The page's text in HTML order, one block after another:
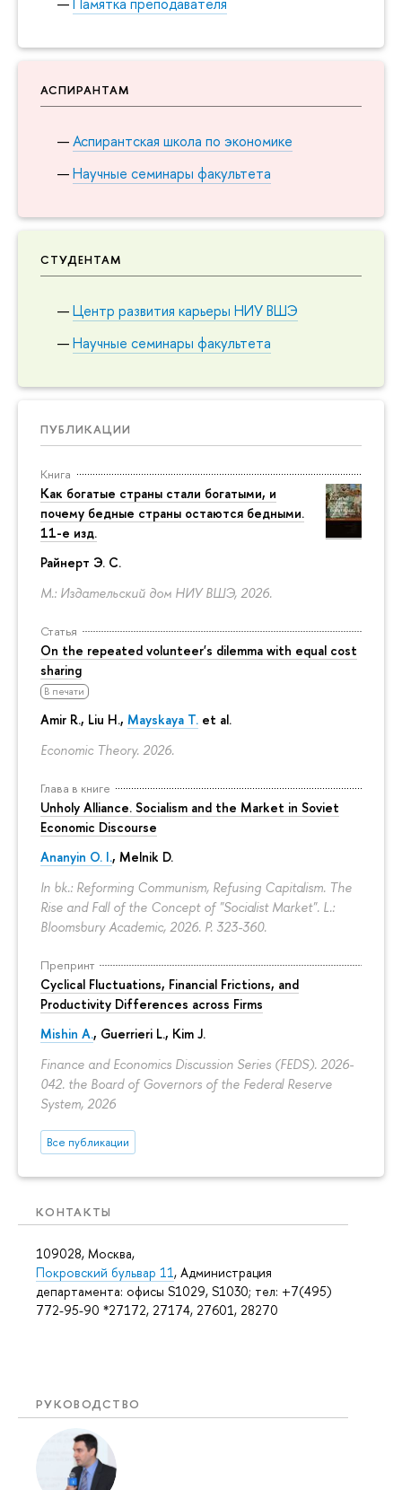
АСПИРАНТАМ
Аспирантская школа по экономике
Научные семинары факультета
СТУДЕНТАМ
Центр развития карьеры НИУ ВШЭ
Научные семинары факультета
ПУБЛИКАЦИИ
Книга
Как богатые страны стали богатыми, и
почему бедные страны остаются бедными.
11-е изд.
Райнерт Э. С.
М.: Издательский дом НИУ ВШЭ, 2026.
Статья
On the repeated volunteer's dilemma with equal cost
sharing
В печати
Amir R., Liu H., Mayskaya T. et al.
Economic Theory. 2026.
Глава в книге
Unholy Alliance. Socialism and the Market in Soviet
Economic Discourse
Ananyin O. I., Melnik D.
In bk.: Reforming Communism, Refusing Capitalism. The
Rise and Fall of the Concept of "Socialist Market". L.:
Bloomsbury Academic, 2026. P. 323-360.
Препринт
Cyclical Fluctuations, Financial Frictions, and
Productivity Differences across Firms
Mishin A., Guerrieri L., Kim J.
Finance and Economics Discussion Series (FEDS). 2026-
042. the Board of Governors of the Federal Reserve
System, 2026
Все публикации
КОНТАКТЫ
109028, Москва,
Покровский бульвар 11, Администрация
департамента: офисы S1029, S1030; тел: +7(495)
772-95-90 *27172, 27174, 27601, 28270
РУКОВОДСТВО